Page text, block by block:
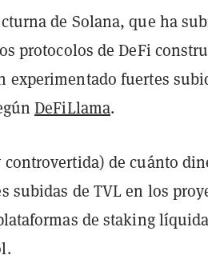
de Solana, que ha
protocolos de DeFi
experimentado fuertes
DeFiLlama.
de cuánto
subidas de TVL en los
de staking